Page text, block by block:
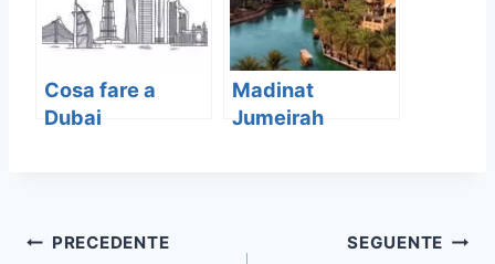
Cosa fare a
Dubai
Madinat
Jumeirah
Navigazione
PRECEDENTE SEGUENTE